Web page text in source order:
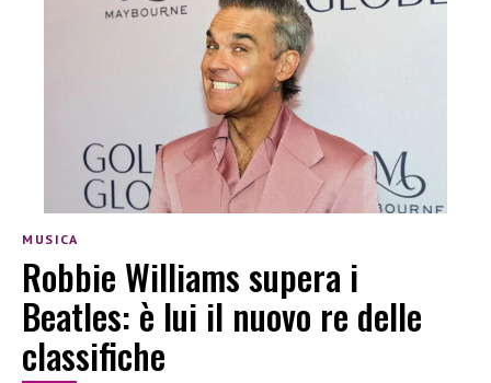
MUSICA
Robbie Williams supera i
Beatles: è lui il nuovo re delle
classifiche